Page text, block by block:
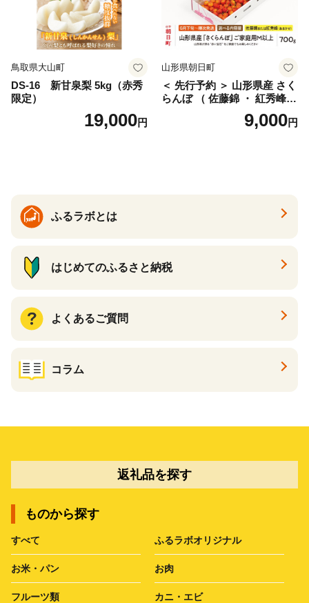
鳥取県大山町
DS-16 新甘泉梨 5kg（赤秀
限定）
19,000円
山形県朝日町
＜ 先行予約 ＞ 山形県産 さく
らんぼ （ 佐藤錦 ・ 紅秀峰
） ご家庭用 M以上 700g 【20
26年6月下旬から7月上旬発
9,000円
ふるラボとは
はじめてのふるさと納税
よくあるご質問
コラム
返礼品を探す
ものから探す
すべて ふるラボオリジナル
お米・パン お肉
フルーツ類 カニ・エビ